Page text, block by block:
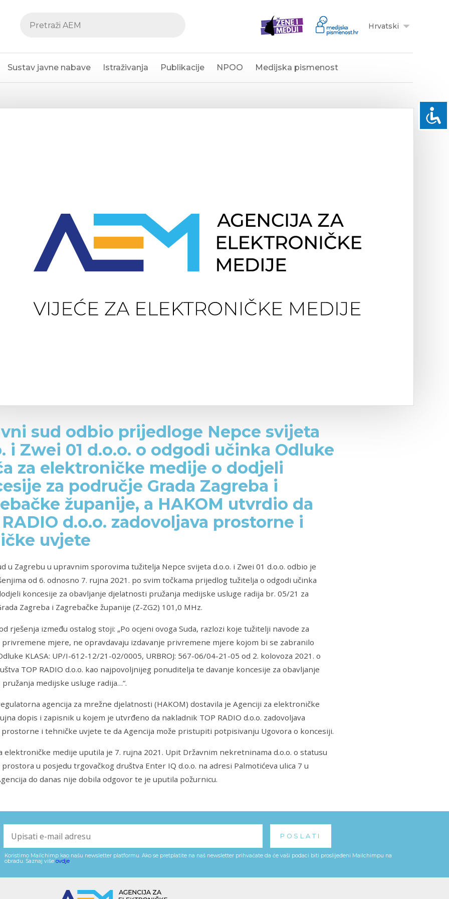
Hrvatski
Sustav javne nabave Istraživanja Publikacije NPOO Medijska pismenost
sud odbio prijedloge Nepce svijeta
i Zwei 01 d.o.o. o odgodi učinka Odluke
za elektroničke medije o dodjeli
za područje Grada Zagreba i
županije, a HAKOM utvrdio da
d.o.o. zadovoljava prostorne i
uvjete
u Zagrebu u upravnim sporovima tužitelja Nepce svijeta d.o.o. i Zwei 01 d.o.o. odbio je
od 6. odnosno 7. rujna 2021. po svim točkama prijedlog tužitelja o odgodi učinka
koncesije za obavljanje djelatnosti pružanja medijske usluge radija br. 05/21 za
Zagreba i Zagrebačke županije (Z-ZG2) 101,0 MHz.
rješenja između ostalog stoji: „Po ocjeni ovoga Suda, razlozi koje tužitelji navode za
privremene mjere, ne opravdavaju izdavanje privremene mjere kojom bi se zabranilo
KLASA: UP/I-612-12/21-02/0005, URBROJ: 567-06/04-21-05 od 2. kolovoza 2021. o
TOP RADIO d.o.o. kao najpovoljnijeg ponuditelja te davanje koncesije za obavljanje
medijske usluge radija…“.
agencija za mrežne djelatnosti (HAKOM) dostavila je Agenciji za elektroničke
dopis i zapisnik u kojem je utvrđeno da nakladnik TOP RADIO d.o.o. zadovoljava
i tehničke uvjete te da Agencija može pristupiti potpisivanju Ugovora o koncesiji.
elektroničke medije uputila je 7. rujna 2021. Upit Državnim nekretninama d.o.o. o statusu
u posjedu trgovačkog društva Enter IQ d.o.o. na adresi Palmotićeva ulica 7 u
do danas nije dobila odgovor te je uputila požurnicu.
Koristimo Mailchimp kao našu newsletter platformu. Ako se pretplatite na naš newsletter prihvaćate da će vaši podaci biti proslijeđeni Mailchimpu na
obradu. Saznaj više ovdje.